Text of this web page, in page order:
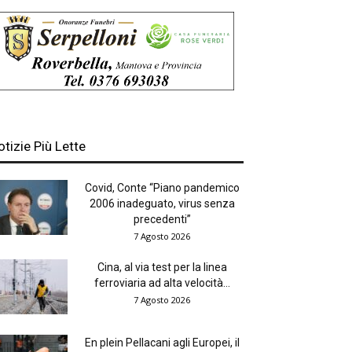
Più Lette
Covid, Conte “Piano pandemico
2006 inadeguato, virus senza
precedenti”
7 Agosto 2026
Cina, al via test per la linea
ferroviaria ad alta velocità...
7 Agosto 2026
En plein Pellacani agli Europei, il